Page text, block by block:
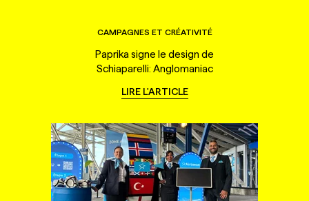
CAMPAGNES ET CRÉATIVITÉ
Paprika signe le design de
Schiaparelli: Anglomaniac
LIRE L'ARTICLE